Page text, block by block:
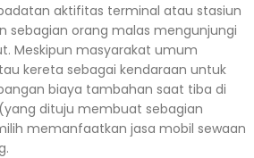
aktifitas terminal atau stasiun
sebagian orang malas mengunjungi
Meskipun masyarakat umum
kereta sebagai kendaraan untuk
biaya tambahan saat tiba di
dituju membuat sebagian
memanfaatkan jasa mobil sewaan